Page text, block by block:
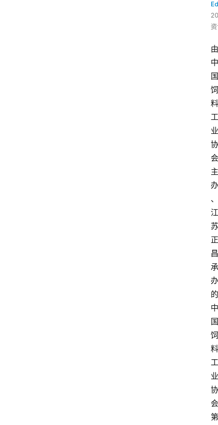
由
中
国
饲
料
工
业
协
会
主
办
、
江
苏
正
昌
承
办
的
中
国
饲
料
工
业
协
会
第